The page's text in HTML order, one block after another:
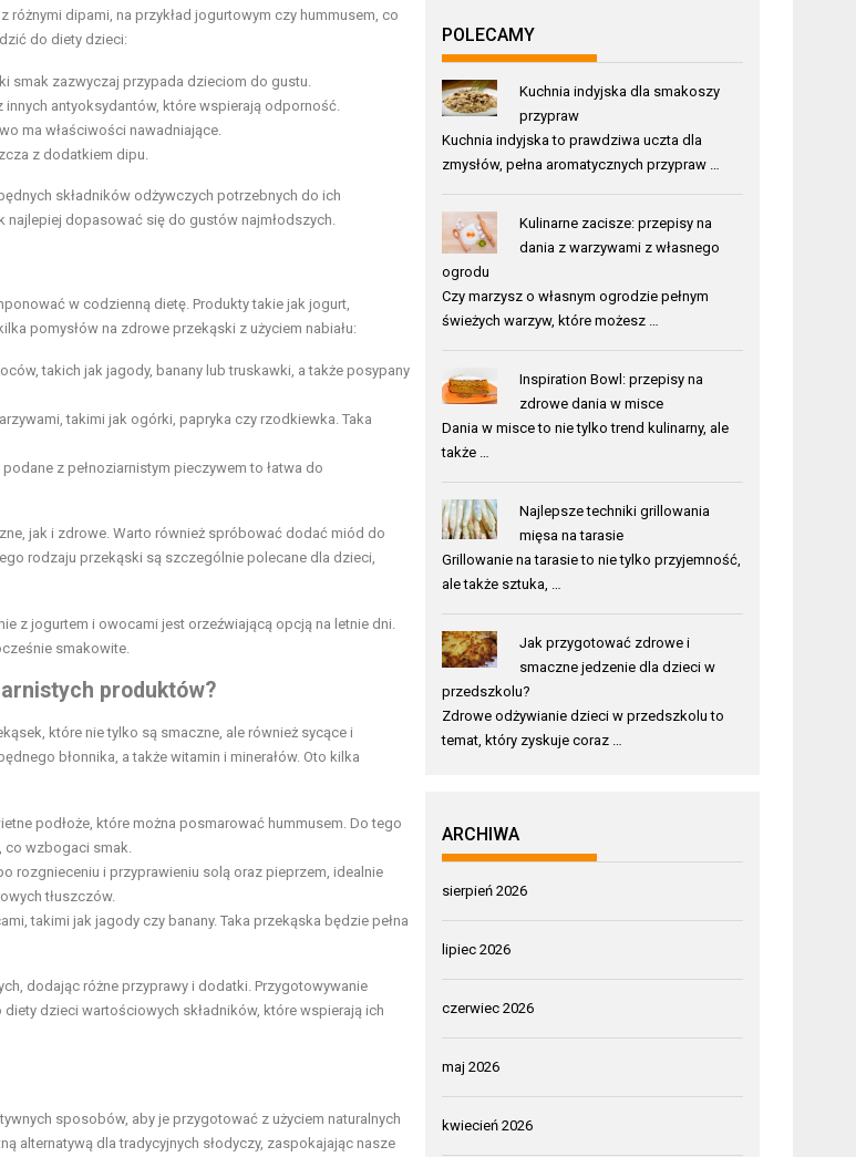
dipami, na przykład jogurtowym czy hummusem, co
do diety dzieci:
smak zazwyczaj przypada dzieciom do gustu.
antyoksydantów, które wspierają odporność.
ma właściwości nawadniające.
z dodatkiem dipu.
składników odżywczych potrzebnych do ich
dopasować się do gustów najmłodszych.
w codzienną dietę. Produkty takie jak jogurt,
pomysłów na zdrowe przekąski z użyciem nabiału:
takich jak jagody, banany lub truskawki, a także posypany
takimi jak ogórki, papryka czy rzodkiewka. Taka
z pełnoziarnistym pieczywem to łatwa do
jak i zdrowe. Warto również spróbować dodać miód do
rodzaju przekąski są szczególnie polecane dla dzieci,
z jogurtem i owocami jest orzeźwiającą opcją na letnie dni.
smakowite.
produktów?
które nie tylko są smaczne, ale również sycące i
błonnika, a także witamin i minerałów. Oto kilka
podłoże, które można posmarować hummusem. Do tego
co wzbogaci smak.
rozgnieceniu i przyprawieniu solą oraz pieprzem, idealnie
tłuszczów.
takimi jak jagody czy banany. Taka przekąska będzie pełna
dodając różne przyprawy i dodatki. Przygotowywanie
dzieci wartościowych składników, które wspierają ich
sposobów, aby je przygotować z użyciem naturalnych
alternatywą dla tradycyjnych słodyczy, zaspokajając nasze
POLECAMY
Kuchnia indyjska dla smakoszy
przypraw
Kuchnia indyjska to prawdziwa uczta dla
zmysłów, pełna aromatycznych przypraw …
Kulinarne zacisze: przepisy na
dania z warzywami z własnego
ogrodu
Czy marzysz o własnym ogrodzie pełnym
świeżych warzyw, które możesz …
Inspiration Bowl: przepisy na
zdrowe dania w misce
Dania w misce to nie tylko trend kulinarny, ale
także …
Najlepsze techniki grillowania
mięsa na tarasie
Grillowanie na tarasie to nie tylko przyjemność,
ale także sztuka, …
Jak przygotować zdrowe i
smaczne jedzenie dla dzieci w
przedszkolu?
Zdrowe odżywianie dzieci w przedszkolu to
temat, który zyskuje coraz …
ARCHIWA
sierpień 2026
lipiec 2026
czerwiec 2026
maj 2026
kwiecień 2026